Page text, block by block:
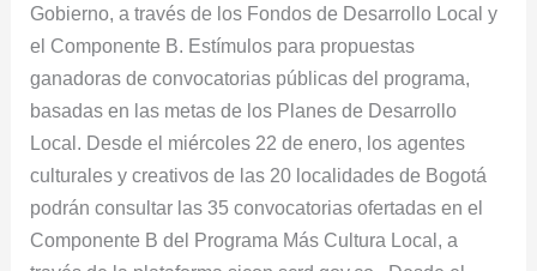
Gobierno, a través de los Fondos de Desarrollo Local y
el Componente B. Estímulos para propuestas
ganadoras de convocatorias públicas del programa,
basadas en las metas de los Planes de Desarrollo
Local. Desde el miércoles 22 de enero, los agentes
culturales y creativos de las 20 localidades de Bogotá
podrán consultar las 35 convocatorias ofertadas en el
Componente B del Programa Más Cultura Local, a